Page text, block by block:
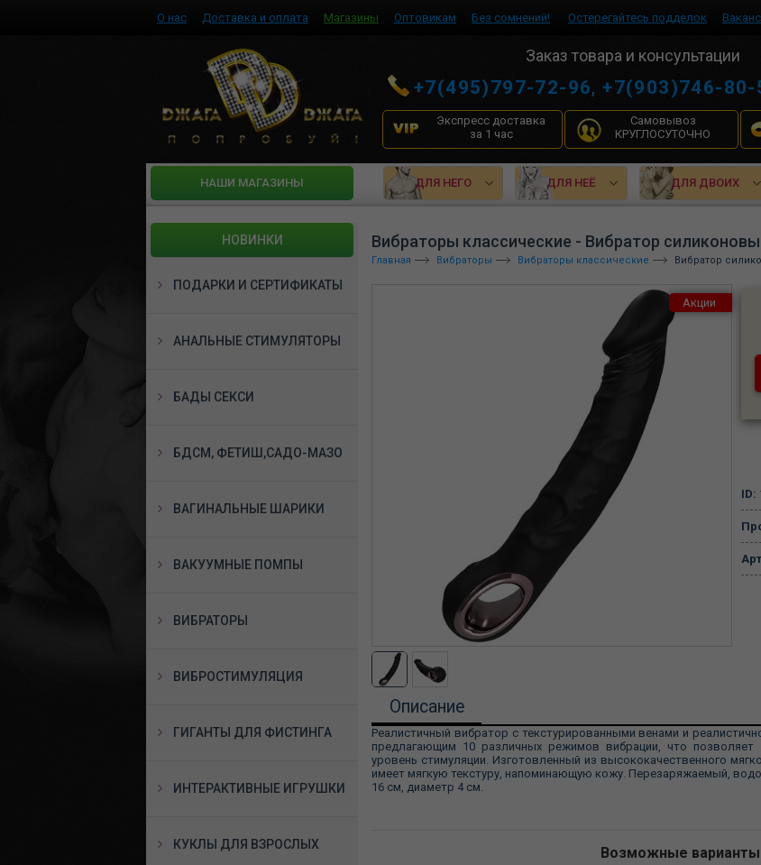
О нас Доставка и оплата Магазины Оптовикам Без сомнений! Остерегайтесь подделок
Заказ товара и консультации
+7(495)797-72-96,+7(903)746-80-
Экспресс доставка
за 1 час
Самовывоз
КРУГЛОСУТОЧНО
HАШИ МАГАЗИНЫ ДЛЯ НЕГО ДЛЯ НЕЁ ДЛЯ ДВОИХ
НОВИНКИ
ПОДАРКИ И СЕРТИФИКАТЫ
АНАЛЬНЫЕ СТИМУЛЯТОРЫ
БАДЫ СЕКСИ
БДСМ, ФЕТИШ,САДО-МАЗО
ВАГИНАЛЬНЫЕ ШАРИКИ
ВАКУУМНЫЕ ПОМПЫ
ВИБРАТОРЫ
ВИБРОСТИМУЛЯЦИЯ
ГИГАНТЫ ДЛЯ ФИСТИНГА
ИНТЕРАКТИВНЫЕ ИГРУШКИ
КУКЛЫ ДЛЯ ВЗРОСЛЫХ
Вибраторы классические - Вибратор
Главная Вибраторы Вибраторы классические Вибратор
Акции
ID:
Описание
Реалистичный вибратор с текстурированными венами и
предлагающим 10 различных режимов вибрации, что
уровень стимуляции. Изготовленный из высококачественного
имеет мягкую текстуру, напоминающую кожу. Перезаряжаемый,
16 см, диаметр 4 см.
Возможные